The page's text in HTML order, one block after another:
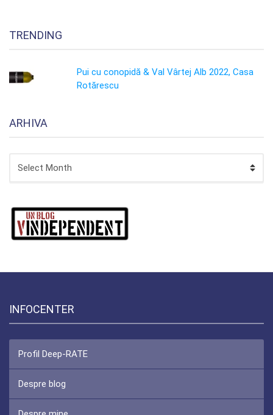
TRENDING
Pui cu conopidă & Val Vârtej Alb 2022, Casa
Rotărescu
ARHIVA
INFOCENTER
Profil Deep-RATE
Despre blog